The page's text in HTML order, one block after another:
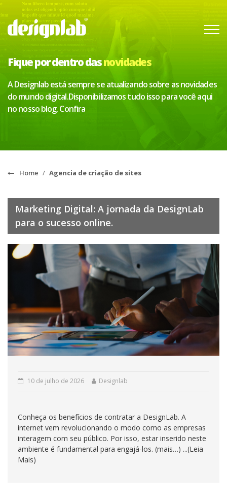
Fique por dentro dasnovidades
A Designlab está sempre se atualizando sobre as novidades
do mundo digital.Disponibilizamos tudo isso para você aqui
no nosso blog. Confira
Home / Agencia de criação de sites
Marketing Digital: A jornada da DesignLab
para o sucesso online.
10 de julho de 2026 Designlab
Conheça os benefícios de contratar a DesignLab. A
internet vem revolucionando o modo como as empresas
interagem com seu público. Por isso, estar inserido neste
ambiente é fundamental para engajá-los. (mais…) ...(Leia
Mais)